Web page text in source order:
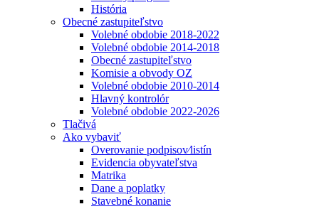
História
Obecné zastupiteľstvo
Volebné obdobie 2018-2022
Volebné obdobie 2014-2018
Obecné zastupiteľstvo
Komisie a obvody OZ
Volebné obdobie 2010-2014
Hlavný kontrolór
Volebné obdobie 2022-2026
Tlačivá
Ako vybaviť
Overovanie podpisov⁄listín
Evidencia obyvateľstva
Matrika
Dane a poplatky
Stavebné konanie